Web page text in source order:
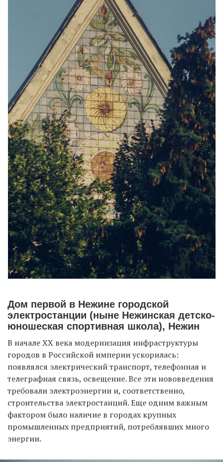
Дом первой в Нежине городской
электростанции (ныне Нежинская детско-
юношеская спортивная школа), Нежин
В начале ХХ века модернизация инфраструктуры
городов в Российской империи ускорилась:
появлялся электрический транспорт, телефонная и
телеграфная связь, освещение. Все эти нововведения
требовали электроэнергии и, соответственно,
строительства электростанций. Еще одним важным
фактором было наличие в городах крупных
промышленных предприятий, потреблявших много
энергии.